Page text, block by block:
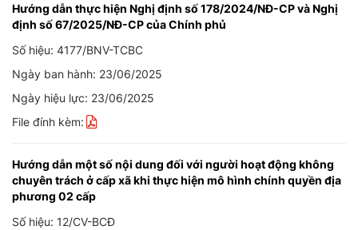
Hướng dẫn thực hiện Nghị định số 178/2024/NĐ-CP và Nghị
định số 67/2025/NĐ-CP của Chính phủ
Số hiệu: 4177/BNV-TCBC
Ngày ban hành: 23/06/2025
Ngày hiệu lực: 23/06/2025
File đính kèm:
Hướng dẫn một số nội dung đối với người hoạt động không
chuyên trách ở cấp xã khi thực hiện mô hình chính quyền địa
phương 02 cấp
Số hiệu: 12/CV-BCĐ